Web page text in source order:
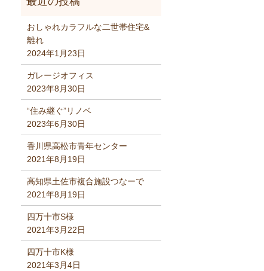
おしゃれカラフルな二世帯住宅&
離れ
2024年1月23日
ガレージオフィス
2023年8月30日
“住み継ぐ”リノベ
2023年6月30日
香川県高松市青年センター
2021年8月19日
高知県土佐市複合施設つなーで
2021年8月19日
四万十市S様
2021年3月22日
四万十市K様
2021年3月4日